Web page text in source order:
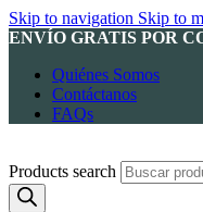
Skip to navigation Skip to
ENVÍO GRATIS POR
Quiénes Somos
Contáctanos
FAQs
Products search